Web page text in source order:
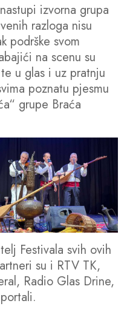
izvorna grupa
razloga nisu
podrške svom
na scenu su
u glas i uz pratnju
poznatu pjesmu
grupe Braća
Festivala svih ovih
su i RTV TK,
Radio Glas Drine,